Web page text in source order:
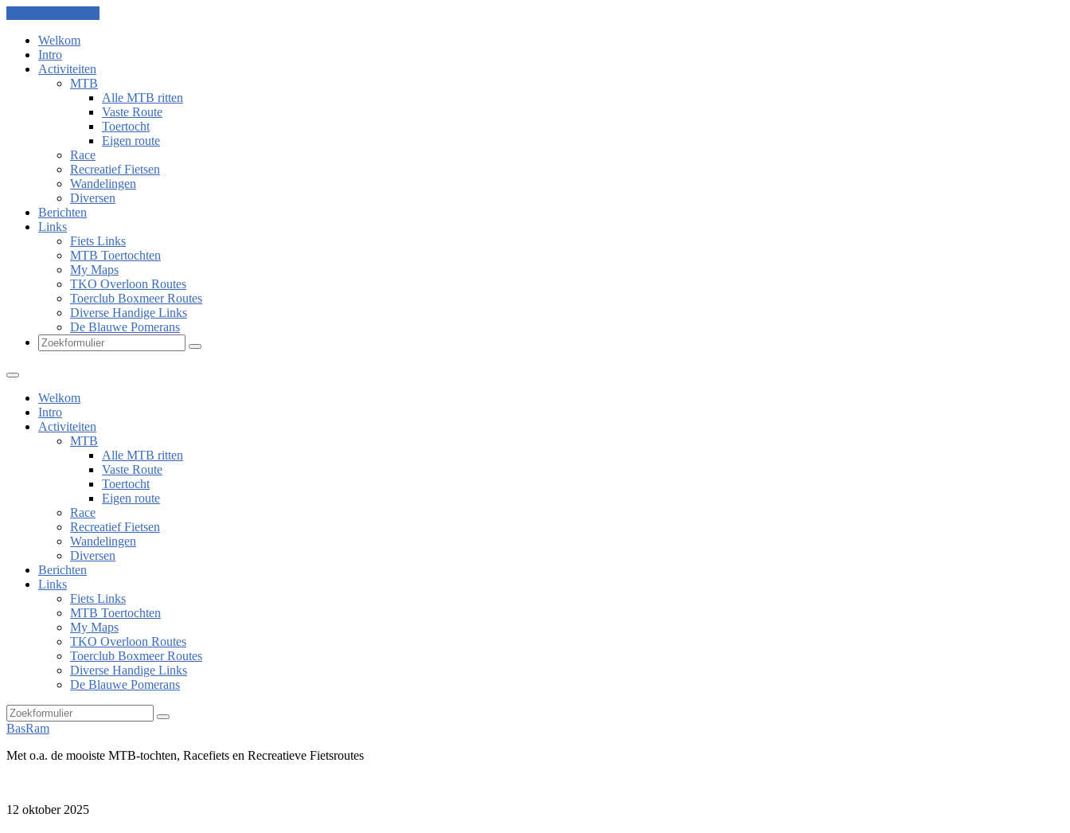
Welkom
Intro
Activiteiten
MTB
Alle MTB ritten
Vaste Route
Toertocht
Eigen route
Race
Recreatief Fietsen
Wandelingen
Diversen
Berichten
Links
Fiets Links
MTB Toertochten
My Maps
TKO Overloon Routes
Toerclub Boxmeer Routes
Diverse Handige Links
De Blauwe Pomerans
Zoeken
Welkom
Intro
Activiteiten
MTB
Alle MTB ritten
Vaste Route
Toertocht
Eigen route
Race
Recreatief Fietsen
Wandelingen
Diversen
Berichten
Links
Fiets Links
MTB Toertochten
My Maps
TKO Overloon Routes
Toerclub Boxmeer Routes
Diverse Handige Links
De Blauwe Pomerans
Zoeken
BasRam
Met o.a. de mooiste MTB-tochten, Racefiets en Recreatieve Fietsroutes
12 oktober 2025